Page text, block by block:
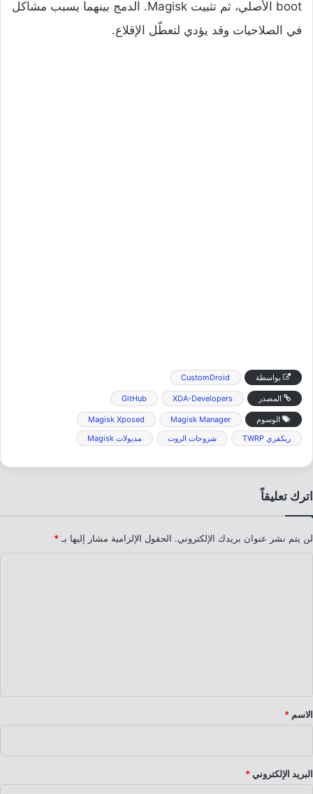
boot الأصلي، ثم تثبيت Magisk. الدمج بينهما يسبب مشاكل
في الصلاحيات وقد يؤدي لتعطّل الإقلاع.
بواسطة CustomDroid
المصدر XDA-Developers
GitHub
الوسوم Magisk Manager
Magisk Xposed
ريكفري TWRP
شروحات الروت مديولات Magisk
اترك تعليقاً
لن يتم نشر عنوان بريدك الإلكتروني. الحقول الإلزامية مشار إليها بـ *
*
الاسم *
البريد الإلكتروني *